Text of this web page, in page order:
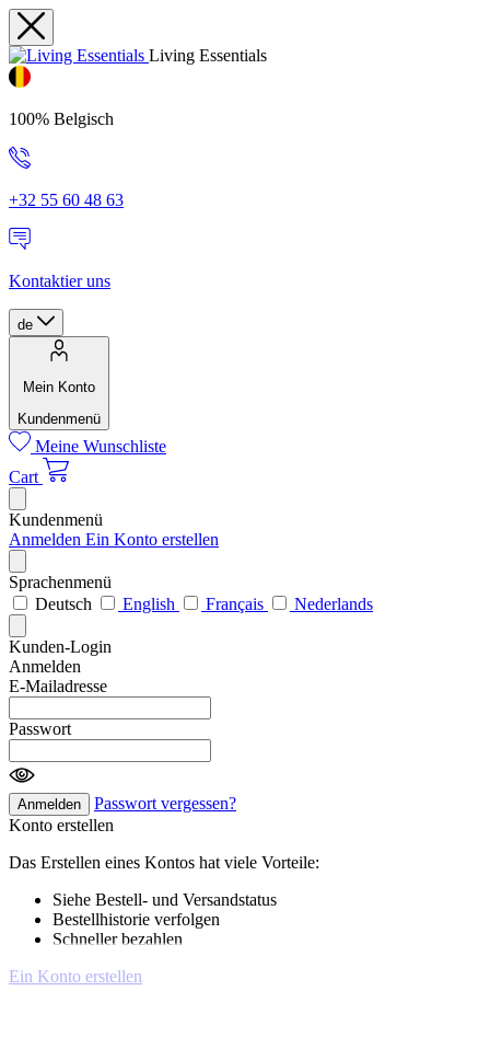
Living Essentials
100% Belgisch
+32 55 60 48 63
Kontaktier uns
de
Mein Konto
Kundenmenü
Meine Wunschliste
Cart
Kundenmenü
Anmelden Ein Konto erstellen
Sprachenmenü
Deutsch
English Français Nederlands
Kunden-Login
Anmelden
E-Mailadresse
Passwort
Anmelden
Passwort vergessen?
Konto erstellen
Das Erstellen eines Kontos hat viele Vorteile:
Siehe Bestell- und Versandstatus
Bestellhistorie verfolgen
Schneller bezahlen
Ein Konto erstellen